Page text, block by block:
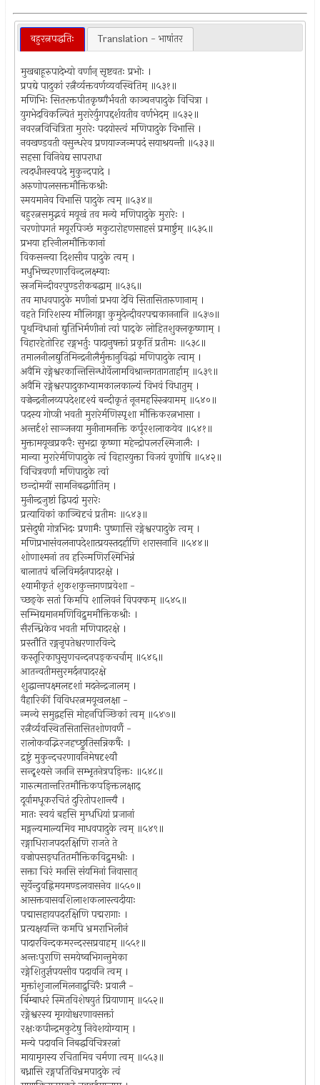
बहुरत्नपद्धतिः Translation - भाषांतर
मुखबाहूरुपादेभ्यो वर्णान् सृष्टवतः प्रभोः ।
प्रपद्ये पादुकां रत्नैर्व्यक्तवर्णव्यवस्थितिम् ॥५३१॥
मणिभिः सितरक्तपीतकृष्णैर्भवती काञ्चनपादुके विचित्रा ।
युगभेदविकल्पितं मुरारेर्युगपद्दर्शयतीव वर्णभेदम् ॥५३२॥
नवरत्नविचित्रिता मुरारेः पदयोस्त्वं मणिपादुके विभासि ।
नवखण्डवती वसुन्धरेव प्रणयाज्जन्मपदं सयाश्रयन्ती ॥५३३॥
सहसा विनिवेद्य सापराधा
त्वदधीनस्वपदे मुकुन्दपादे ।
अरुणोपलसक्तमौक्तिकश्रीः
स्मयमानेव विभासि पादुके त्वम् ॥५३४॥
बहुरत्नसमुद्भवं मयूखं तव मन्ये मणिपादुके मुरारेः ।
चरणोपगतं मयूरपिञ्छं मकुटारोहणसाहसं प्रमार्ष्टुम् ॥५३५॥
प्रभया हरिनीलमौक्तिकानां
विकसन्त्या दिशसीव पादुके त्वम् ।
मधुभिच्चरणारविन्दलक्ष्म्याः
स्रजमिन्दीवरपुण्डरीकबद्धाम् ॥५३६॥
तव माधवपादुके मणीनां प्रभया देवि सितासितारुणानाम् ।
वहते गिरिशस्य मौलिगङ्गा कुमुदेन्दीवरपद्मकाननानि ॥५३७॥
पृथग्विधानां द्युतिभिर्मणीनां त्वां पाद्के लोहितशुक्लकृष्णाम् ।
विहारहेतोरिह रङ्गभर्तुः पादानुषक्तां प्रकृतिं प्रतीमः ॥५३८॥
तमालनीलद्युतिमिन्द्रनीलैर्मुक्तानुविद्धां मणिपादुके त्वाम् ।
अवैमि रङ्गेश्वरकान्तिसिन्धोर्वेलामविश्रान्तगतागतार्हाम् ॥५३९॥
अवैमि रङ्गेश्वरपादुकाभ्यामकालकाल्यं विभवं विधातुम् ।
वज्रेन्द्रनीलव्यपदेशदृश्यं बन्दीकृतं नूनमहस्स्त्रियामम् ॥५४०॥
पदस्य गोप्त्री भवती मुरारेर्मणिस्पृशा मौक्तिकरत्नभासा ।
अन्तर्दृशं साञ्जनया मुनीनामनक्ति कर्पूरशलाकयेव ॥५४१॥
मुक्तामयूखप्रकरैः सुभद्रा कृष्णा महेन्द्रोपलरश्मिजालैः ।
मान्या मुरारेर्मणिपादुके त्वं विहारयुक्ता विजयं वृणोषि ॥५४२॥
विचित्रवर्णां मणिपादुके त्वां
छन्दोमयीं सामनिबद्धगीतिम् ।
मुनीन्द्रजुष्टां द्विपदां मुरारेः
प्रत्यायिकां काञ्चिदृचं प्रतीमः ॥५४३॥
प्रसेदुषी गोत्रभिदः प्रणामैः पुष्णासि रङ्गेश्वरपादुके त्वम् ।
मणिप्रभासंवलनापदेशात्प्रयस्तदर्हाणि शरासनानि ॥५४४॥
शोणाश्मनां तव हरिन्मणिरश्मिभिन्नं
बालातपं बलिविमर्दनपादरक्षे ।
श्यामीकृतं शुकशकुन्तगणप्रवेशा -
च्छङ्के सतां किमपि शालिवनं विपक्कम् ॥५४५॥
सम्भिद्यमानमणिविद्रुममौक्तिकश्रीः ।
सैरन्ध्रिकेव भवती मणिपादरक्षे ।
प्रस्तौति रङ्गनृपतेश्चरणारविन्दे
कस्तूरिकाघुसृणचन्दनपङ्कचर्चाम् ॥५४६॥
आतन्वतीमसुरमर्दनपादरक्षे
शुद्धान्तपक्ष्मलदृशां मदनेन्द्रजालम् ।
वैहारिकीं विविधरत्नमयूखलक्षा -
न्मन्ये समुद्वहसि मोहनपिञ्छिकां त्वम् ॥५४७॥
रत्नैर्व्यवस्थितसितासितशोणवर्णै -
रालोकवद्भिरजहच्छ्रुतिसन्निकर्षैः ।
द्रष्टुं मुकुन्दचरणावनिमेषदृश्यौ
सन्दृश्यसे जननि सम्भृतनेत्रपङ्क्तिः ॥५४८॥
गारुत्मतान्तरितमौक्तिकपङ्क्तिलक्षाद्
दूर्वामधूकरचितं दुरितोपशान्त्यै ।
मातः स्वयं बहसि मुग्धधियां प्रजानां
मङ्गल्यमाल्यमिव माधवपादुके त्वम् ॥५४९॥
रङ्गाधिराजपदरक्षिणि राजते ते
वज्रोपसङ्घतितमौक्तिकविद्रुमश्रीः ।
सक्ता चिरं मनसि संयमिनां निवासात्
सूर्येन्दुवह्निमयमण्डलवासनेव ॥५५०॥
आसक्तवासवशिलाशकलास्त्वदीयाः
पद्मासहायपदरक्षिणि पद्मरागाः ।
प्रत्यक्षयन्ति कमपि भ्रमराभिलीनं
पादारविन्दकमरन्दरसप्रवाहम् ॥५५१॥
अन्तःपुराणि समयेष्वभिगन्तुमेका
रङ्गेशितुर्ज्ञपयसीव पदावनि त्वम् ।
मुक्तांशुजालमिलनाद्रुचिरैः प्रवालै -
र्बिम्बाधरं स्मितविशेषयुतं प्रियाणाम् ॥५५२॥
रङ्गेश्वरस्य मृगयोश्चरणावसक्तां
रक्षःकपीन्द्रमकुटेषु निवेशयोग्याम् ।
मन्ये पदावनि निबद्धविचित्ररत्नां
मायामृगस्य रचितामिव चर्मणा त्वम् ॥५५३॥
बध्नासि रङ्गपतिविभ्रमपादुके त्वं